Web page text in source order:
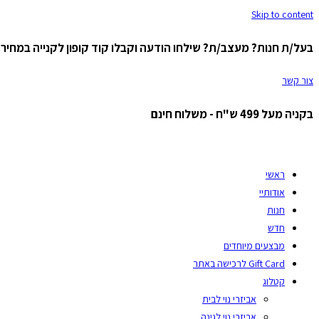
Skip to content
בעל/ת חנות? מעצב/ת? שילחו הודעה וקבלו קוד קופון לקנייה במחיר
צור קשר
בקניה מעל 499 ש"ח - משלוח חינם
ראשי
אודותיי
חנות
חדש
מבצעים מיוחדים
Gift Card לרכישה באתר
קטלוג
אביזרי נוי לבית